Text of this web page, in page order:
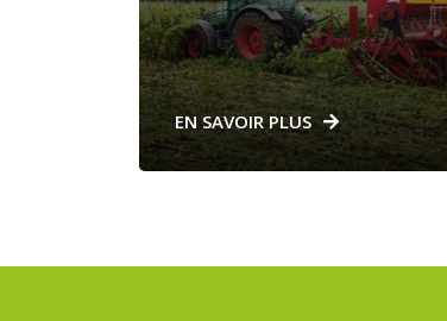
EN SAVOIR PLUS